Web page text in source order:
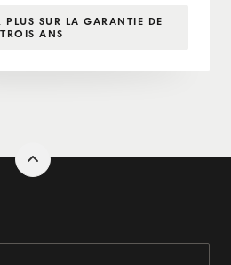
PLUS SUR LA GARANTIE DE
TROIS ANS